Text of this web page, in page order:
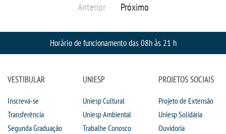
FALE CONOSCO
TRABALHE CONOSCO
OUVIDORIA
Anterior Próximo
Horário de funcionamento das 08h às 21 h
VESTIBULAR
Inscreva-se
Transferência
Segunda Graduação
UNIESP
Uniesp Cultural
Uniesp Ambiental
Trabalhe Conosco
PROJETOS SOCIAIS
Projeto de Extensão
Uniesp Solidária
Ouvidoria